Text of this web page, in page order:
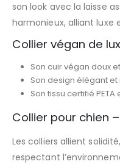
son look avec la laisse
harmonieux, alliant luxe
Collier végan de
Son cuir végan doux
Son design élégant et
Son tissu certifié
Collier pour chien
Les colliers allient
respectant